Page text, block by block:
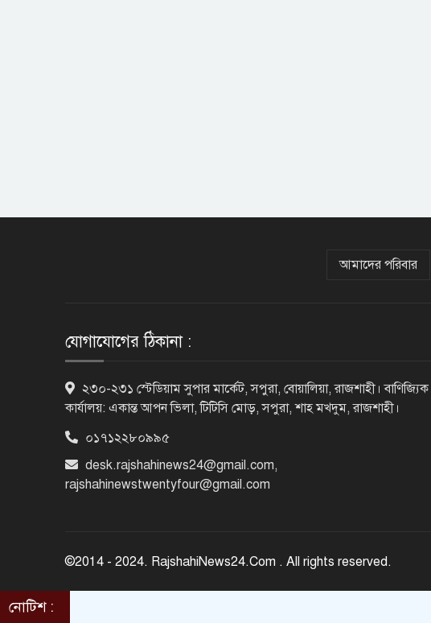
আমাদের পরিবার
যোগাযোগের ঠিকানা :
২৩০-২৩১ স্টেডিয়াম সুপার মার্কেট, সপুরা, বোয়ালিয়া, রাজশাহী। বাণিজ্যিক
কার্যালয়: একান্ত আপন ভিলা, টিটিসি মোড়, সপুরা, শাহ মখদুম, রাজশাহী।
০১৭১২২৮০৯৯৫
desk.rajshahinews24@gmail.com,
rajshahinewstwentyfour@gmail.com
©2014 - 2024. RajshahiNews24.Com . All rights reserved.
নোটিশ :